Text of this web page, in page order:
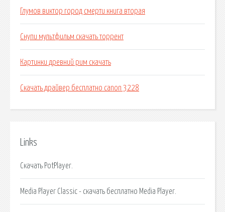
Глумов виктор город смерти книга вторая
Снупи мультфильм скачать торрент
Картинки древний рим скачать
Скачать драйвер бесплатно canon 3228
Links
Скачать PotPlayer.
Media Player Classic - скачать бесплатно Media Player.